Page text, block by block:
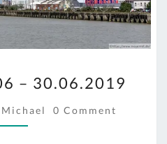
29.06
–
30.06.2019
– 30.06.2019
Michael COMMENTS
0 Comment